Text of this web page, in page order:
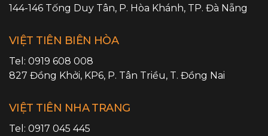
144-146 Tống Duy Tân, P. Hòa Khánh, TP. Đà Nẵng
VIỆT TIÊN BIÊN HÒA
Tel: 0919 608 008
827 Đồng Khởi, KP6, P. Tân Triều, T. Đồng Nai
VIỆT TIÊN NHA TRANG
Tel: 0917 045 445